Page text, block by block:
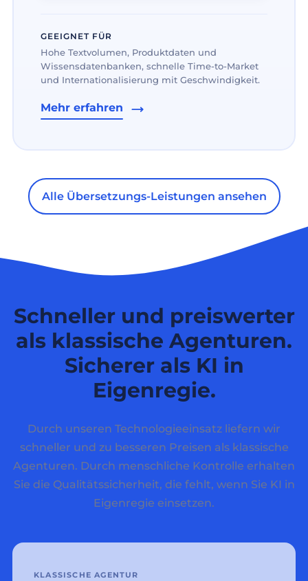
GEEIGNET FÜR
Hohe Textvolumen, Produktdaten und
Wissensdatenbanken, schnelle Time-to-Market
und Internationalisierung mit Geschwindigkeit.
Mehr erfahren
Alle Übersetzungs-Leistungen ansehen
Schneller und preiswerter
als klassische Agenturen.
Sicherer als KI in
Eigenregie.
Durch unseren Technologieeinsatz liefern wir
schneller und zu besseren Preisen als klassische
Agenturen. Durch menschliche Kontrolle erhalten
Sie die Qualitätssicherheit, die fehlt, wenn Sie KI in
Eigenregie einsetzen.
KLASSISCHE AGENTUR